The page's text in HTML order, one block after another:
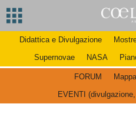
Didattica e Divulgazione
Supernovae
NASA
FORUM
EVENTI